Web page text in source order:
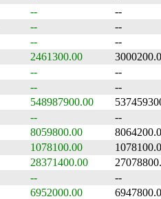
--
--
--
--
--
--
2461300.00
--
--
--
--
548987900.00
--
--
8059800.00
1078100.00
28371400.00
--
--
6952000.00